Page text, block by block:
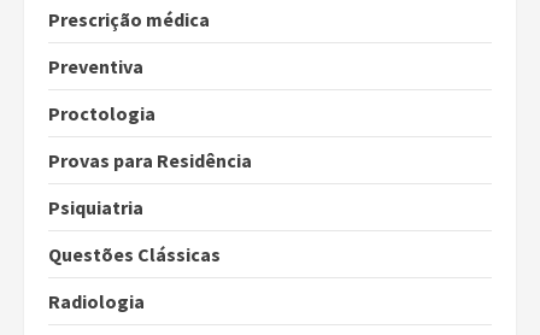
Prescrição médica
Preventiva
Proctologia
Provas para Residência
Psiquiatria
Questões Clássicas
Radiologia